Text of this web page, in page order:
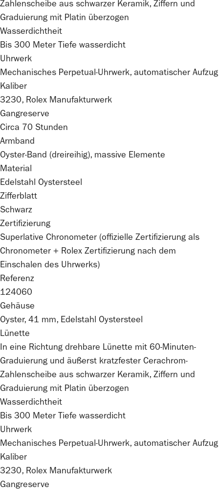
Zahlenscheibe aus schwarzer Keramik, Ziffern und
Graduierung mit Platin überzogen
Wasserdichtheit
Bis 300 Meter Tiefe wasserdicht
Uhrwerk
Mechanisches Perpetual-Uhrwerk, automatischer Aufzug
Kaliber
3230, Rolex Manufakturwerk
Gangreserve
Circa 70 Stunden
Armband
Oyster-Band (dreireihig), massive Elemente
Material
Edelstahl Oystersteel
Zifferblatt
Schwarz
Zertifizierung
Superlative Chronometer (offizielle Zertifizierung als
Chronometer + Rolex Zertifizierung nach dem
Einschalen des Uhrwerks)
Referenz
124060
Gehäuse
Oyster, 41 mm, Edelstahl Oystersteel
Lünette
In eine Richtung drehbare Lünette mit 60-Minuten-
Graduierung und äußerst kratzfester Cerachrom-
Zahlenscheibe aus schwarzer Keramik, Ziffern und
Graduierung mit Platin überzogen
Wasserdichtheit
Bis 300 Meter Tiefe wasserdicht
Uhrwerk
Mechanisches Perpetual-Uhrwerk, automatischer Aufzug
Kaliber
3230, Rolex Manufakturwerk
Gangreserve